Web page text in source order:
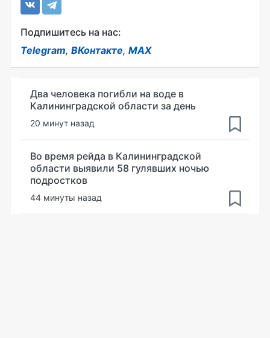
Подпишитесь на нас:
Telegram, ВКонтакте, MAX
Два человека погибли на воде в
Калининградской области за день
20 минут назад
Во время рейда в Калининградской
области выявили 58 гулявших ночью
подростков
44 минуты назад